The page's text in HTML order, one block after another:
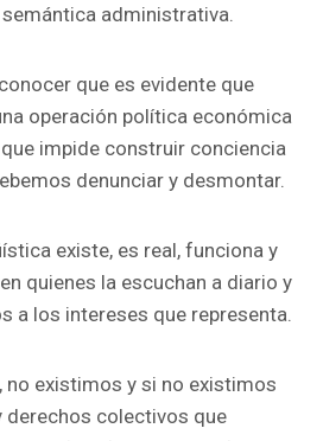
administrativa.
que es evidente que
operación política económica
impide construir conciencia
denunciar y desmontar.
existe, es real, funciona y
quienes la escuchan a diario y
a los intereses que representa.
no existimos y si no existimos
derechos colectivos que